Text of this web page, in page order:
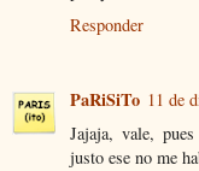
Responder
PaRiSiTo 11 de
Jajaja, vale,
justo ese no me